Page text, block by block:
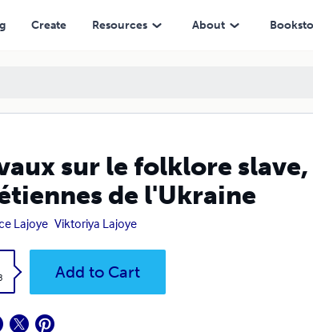
Create Resources About
sur le folklore
de l'Ukraine
Lajoye Viktoriya Lajoye
Add to Cart